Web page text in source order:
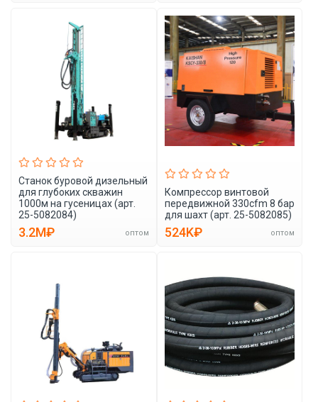
Станок буровой дизельный
для глубоких скважин
1000м на гусеницах (арт.
25-5082084)
3.2M₽ оптом
Компрессор винтовой
передвижной 330cfm 8 бар
для шахт (арт. 25-5082085)
524K₽ оптом